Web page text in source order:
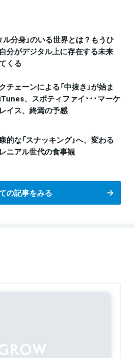
ル分身」のいる世界とは？もうひ
分がデジタル上に存在する未来
くる
チェーンによる「中抜き」が始ま
、スポティファイ･･･マーケ
イス、終焉の予感
的な「スナッキング」へ、変わる
ニアル世代の食事観
の記事をみる